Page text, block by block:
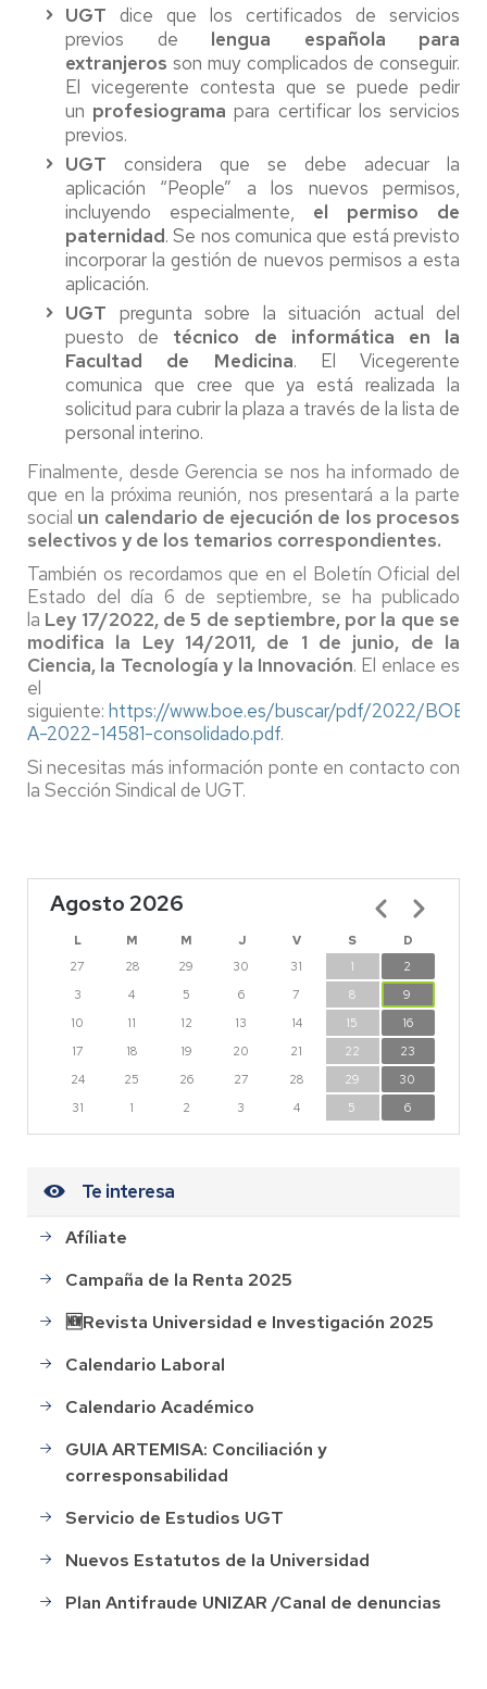
UGT dice que los certificados de servicios
previos de lengua española para
extranjerosson muy complicados de conseguir.
El vicegerente contesta que se puede pedir
un profesiograma para certificar los servicios
previos.
UGT considera que se debe adecuar la
aplicación “People” a los nuevos permisos,
incluyendo especialmente, el permiso de
paternidad. Se nos comunica que está previsto
incorporar la gestión de nuevos permisos a esta
aplicación.
UGT pregunta sobre la situación actual del
puesto de técnico de informática en la
Facultad de Medicina. El Vicegerente
comunica que cree que ya está realizada la
solicitud para cubrir la plaza a través de la lista de
personal interino.
Finalmente, desde Gerencia se nos ha informado de
que en la próxima reunión, nos presentará a la parte
social un calendario de ejecución de los procesos
selectivos y de los temarios correspondientes.
También os recordamos que en el Boletín Oficial del
Estado del día 6 de septiembre, se ha publicado
la Ley 17/2022, de 5 de septiembre, por la que se
modifica la Ley 14/2011, de 1 de junio, de la
Ciencia, la Tecnología y la Innovación. El enlace es
el
siguiente: https://www.boe.es/buscar/pdf/2022/BOE-
A-2022-14581-consolidado.pdf.
Si necesitas más información ponte en contacto con
la Sección Sindical de UGT.
Agosto 2026
L M M J V S
D
27
28 29 30 31 1
2
3
4 5 6 7 8
9
10
11 12 13 14 15
16
17
18 19 20 21 22
23
24
25 26 27 28 29
30
31
1 2 3 4 5 6
Paginación
Te interesa
Afíliate
Campaña de la Renta 2025
🆕Revista Universidad e Investigación 2025
Calendario Laboral
Calendario Académico
GUIA ARTEMISA: Conciliación y
corresponsabilidad
Servicio de Estudios UGT
Nuevos Estatutos de la Universidad
Plan Antifraude UNIZAR /Canal de denuncias